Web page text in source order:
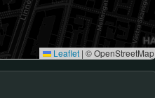
Leaflet | © OpenStreetMap